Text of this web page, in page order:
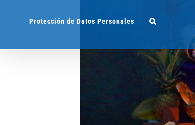
Protección de Datos Personales